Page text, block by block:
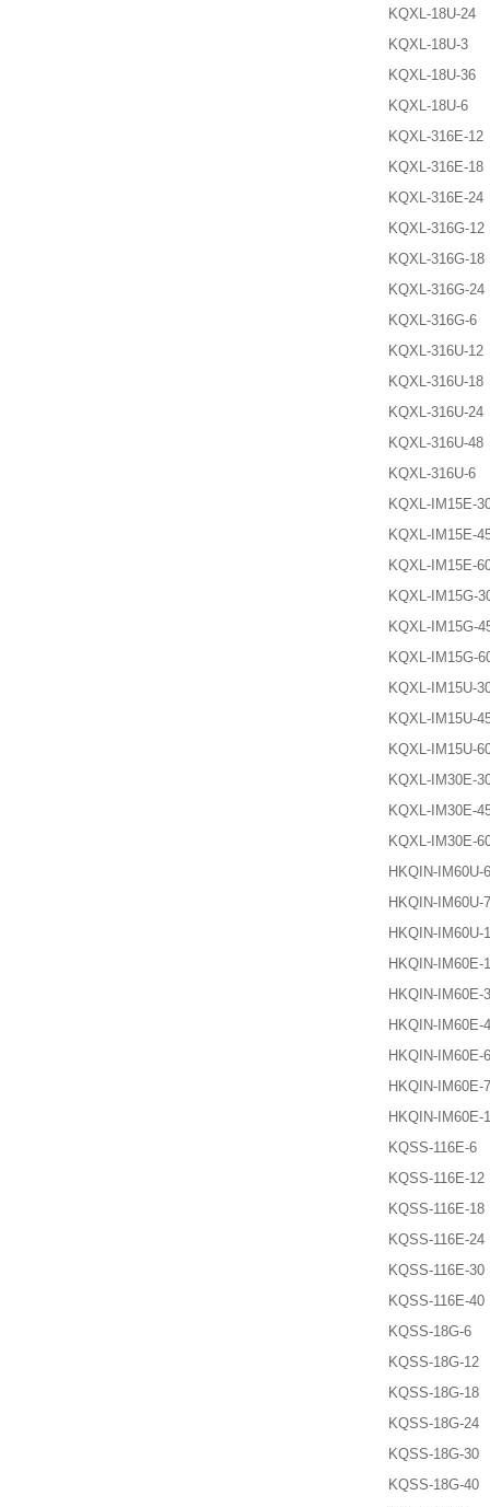
KQXL-18U-24
KQXL-18U-3
KQXL-18U-36
KQXL-18U-6
KQXL-316E-12
KQXL-316E-18
KQXL-316E-24
KQXL-316G-12
KQXL-316G-18
KQXL-316G-24
KQXL-316G-6
KQXL-316U-12
KQXL-316U-18
KQXL-316U-24
KQXL-316U-48
KQXL-316U-6
KQXL-IM15E-
KQXL-IM15E-
KQXL-IM15E-
KQXL-IM15G-
KQXL-IM15G-
KQXL-IM15G-
KQXL-IM15U-
KQXL-IM15U-
KQXL-IM15U-
KQXL-IM30E-
KQXL-IM30E-
KQXL-IM30E-
HKQIN-IM60U-
HKQIN-IM60U-
HKQIN-IM60U-
HKQIN-IM60E-
HKQIN-IM60E-
HKQIN-IM60E-
HKQIN-IM60E-
HKQIN-IM60E-
HKQIN-IM60E-
KQSS-116E-6
KQSS-116E-12
KQSS-116E-18
KQSS-116E-24
KQSS-116E-30
KQSS-116E-40
KQSS-18G-6
KQSS-18G-12
KQSS-18G-18
KQSS-18G-24
KQSS-18G-30
KQSS-18G-40